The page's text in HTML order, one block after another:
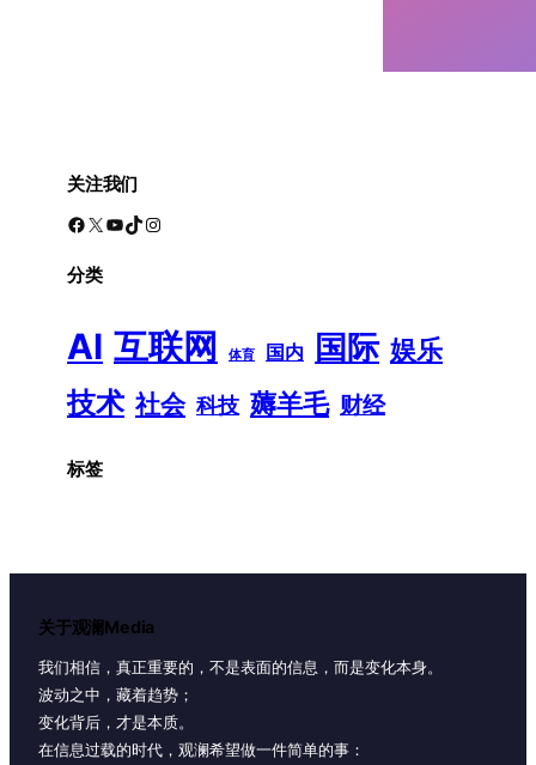
关注我们
Facebook X YouTube TikTok Instagram
分类
AI 互联网 体育 国内 国际 娱乐
技术 社会 科技 薅羊毛 财经
标签
关于观澜Media
我们相信，真正重要的，不是表面的信息，而是变化本身。
波动之中，藏着趋势；
变化背后，才是本质。
在信息过载的时代，观澜希望做一件简单的事：